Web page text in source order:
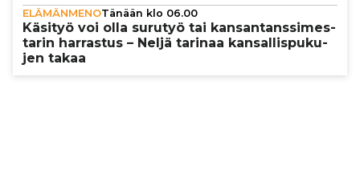
ELÄMÄNMENOTänään klo 06.00
Käsityö voi olla surutyö tai kan­san­tans­si­mes­
ta­rin harrastus – Neljä tarinaa kan­sal­lis­pu­ku­
jen takaa